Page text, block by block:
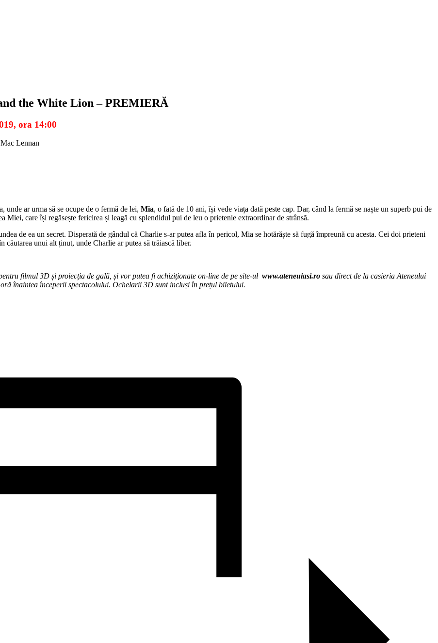
the White Lion – PREMIERĂ
ora 14:00
Lennan
ar urma să se ocupe de o fermă de lei, Mia, o fată de 10 ani, își vede viața dată peste cap. Dar, când la fermă se naște un superb pui de
Miei, care își regăsește fericirea și leagă cu splendidul pui de leu o prietenie extraordinar de strânsă.
de ea un secret. Disperată de gândul că Charlie s-ar putea afla în pericol, Mia se hotărăște să fugă împreună cu acesta. Cei doi prieteni
unui alt ținut, unde Charlie ar putea să trăiască liber.
filmul 3D și proiecția de gală, și vor putea fi achiziționate on-line de pe site-ul www.ateneuiasi.ro sau direct de la casieria Ateneului
înaintea începerii spectacolului. Ochelarii 3D sunt incluși în prețul biletului.